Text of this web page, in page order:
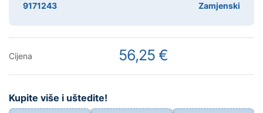
9171243 Zamjenski
Cijena 56,25 €
Kupite više i uštedite!